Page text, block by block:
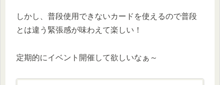
しかし、普段使用できないカードを使えるので普段
とは違う緊張感が味わえて楽しい！
定期的にイベント開催して欲しいなぁ～